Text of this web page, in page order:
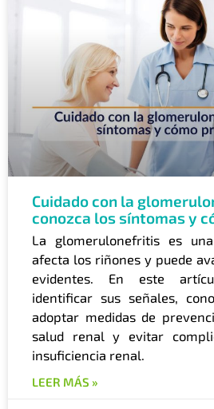
Cuidado con la
conozca los síntomas y
La glomerulonefritis es
afecta los riñones y puede
evidentes. En este
identificar sus señales,
adoptar medidas de
salud renal y evitar
insuficiencia renal.
LEER MÁS »